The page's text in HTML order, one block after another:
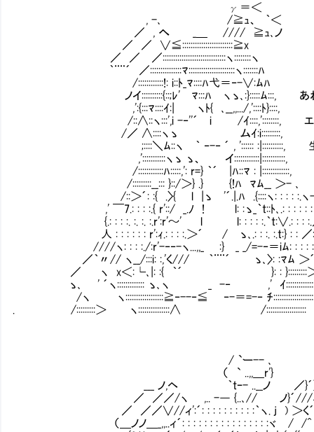
γ＝＜
, -､ /≧ｭ、 ｀＜
／ , へ _＿ //// ≧ｭ､ノ
／ ／ ∨≦::::::::::::::::::::::::≧x
／ ／ ／::::::::::::::::::::::::::::::ヽ::::::::ヽ
｀¨¨´ ／:::::::::::::::ﾏ::::::::::::::::::::::ヽ:::::::ﾊ
/::::::::::::!: i::ﾄ_ﾏ::::ﾊ弋＝‐-∨:ﾑﾊ
ノイ::::::::::{::;ﾚ' ﾏ:::ﾊ ヽゝ､:}:::::ﾑ:::, あれも情報
,':{:::ﾏ::::ｲ:| ヽﾄ{ ､__,,.../,'::::ﾄ}::::,
/::∧::ヽ:::',i -‐''´ i /ｲ::::,'::::::::, エネルギーと
/／ ∧::::ヽゝ ムｲ:i:::::::::,
;::::＼ﾑ::ヽ ｀ ‐-‐ ´ , ':::::: :|::::::::::, 生成できる
,':::::::::::ヽゝ ゝ、 イ::::::::::::|:::::::::::,
/::::::::::::ﾊ:::::,': r=} ｀´ |ﾊ::ﾏ : |:::::::::::::, 発見だっ
/:::::::::__::: }::/＞} .} {!ﾊ ﾏﾑ__ ＞- ､
/::＞´: :{ .〉{ l |ゝ '´.|.ﾊ .{::::ヽ: : : : :.ヽ--‐
,' ￣7.: : : :.{ r'::/ _.ﾉ ! l: :ゝ_｀t::ﾄ､.: : : : : : :
{.: : : :. :. :. :.r':r'～' l l: : : : :.｀t:∨.: : : :.
人 : : : : : : r':ｨ.: : : :.＞´ / ゝ､.: : :. :.t:} : : ／: :
////ヽ: : : :./:r'-‐‐-ヽ...,,_ :} _ _/=-‐＝iﾑ: : : : :
／｀〃// ヽ__/:::i: :,'く/// ｀¨¨´ ゝ､〉: :ﾏﾑ ＞
／ ヽ x＜:└､|: :{ ｀´ }: : }:::::::::
ゝ､ ' ´ヽ::::::::::::: ゝ､ヽ _ -‐ ,' ｲ
/ヽ ヽ::::::::::::::::::≧‐--‐≦ ‐-＝=-‐ ﾁ
. /:::::::::＞ ヽ:::::::::::::::∧ /
/ `ー-- ､
（ ` ..,,＿r'}
___ ノ,ヘ ｀tｰ- ..__ノ ／
／ ／／/ヽ ,.. -― {..､// ノ}´///
／ ／／∨//ィ':´: : : : : : : : : :｀ヽ. j ) ＞く
（＿ノノ＿_,,..ィ´: : : : : : : : : : : : : : : :ヾ / /^